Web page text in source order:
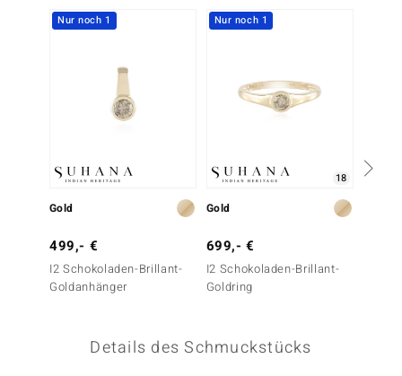
Collection
BY DE MELO
Nur noch 1
Gold
499,- €
I2 Schokoladen-Brillant-
Goldanhänger
Nur noch 1
18
Gold
699,- €
I2 Schokoladen-Brillant-
Goldring
Details des Schmuckstücks